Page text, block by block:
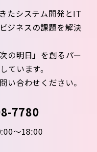
たシステム開発とIT
ジネスの課題を解決
の明日」を創るパー
ています。
い合わせください。
7780
～18:00